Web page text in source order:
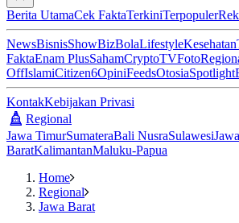
Berita UtamaCek FaktaTerkiniTerpopuler
NewsBisnisShowBizBolaLifestyleKesehatan
FaktaEnam PlusSahamCryptoTVFoto
OffIslamiCitizen6OpiniFeedsOtosiaSpotlight
KontakKebijakan Privasi
Regional
Jawa TimurSumateraBali NusraSulawesi
BaratKalimantanMaluku-Papua
Home
Regional
Jawa Barat